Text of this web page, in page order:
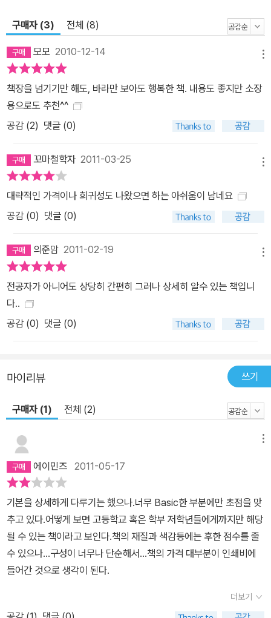
구매자 (3) 전체 (8)
모모 2010-12-14
책장을 넘기기만 해도, 바라만 보아도 행복한 책. 내용도 좋지만 소장
용으로도 추천^^
공감 (2) 댓글 (0)
꼬마철학자 2011-03-25
대략적인 가격이나 희귀성도 나왔으면 하는 아쉬움이 남네요
공감 (0) 댓글 (0)
의준맘 2011-02-19
전공자가 아니어도 상당히 간편히 그러나 상세히 알수 있는 책입니
다..
공감 (0) 댓글 (0)
마이리뷰 쓰기
구매자 (1) 전체 (2)
에이민즈 2011-05-17
기본을 상세하게 다루기는 했으나.너무 Basic한 부분에만 초점을 맞
추고 있다.어떻게 보면 고등학교 혹은 학부 저학년들에게까지만 해당
될 수 있는 책이라고 보인다.책의 재질과 색감등에는 후한 점수를 줄
수 있으나...구성이 너무나 단순해서...책의 가격 대부분이 인쇄비에
들어간 것으로 생각이 된다.
더보기